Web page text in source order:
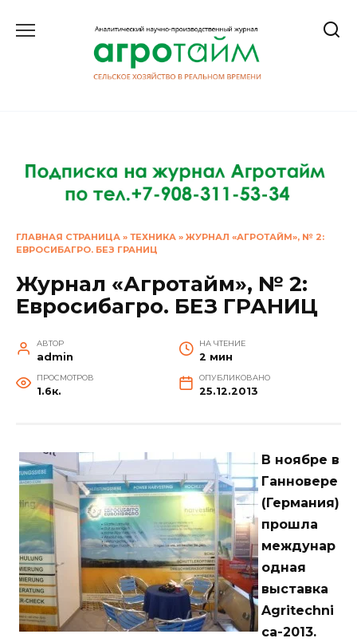
ГЛАВНАЯ СТРАНИЦА » ТЕХНИКА » ЖУРНАЛ «АГРОТАЙМ», № 2:
ЕВРОСИБАГРО. БЕЗ ГРАНИЦ
Журнал «Агротайм», № 2:
Евросибагро. БЕЗ ГРАНИЦ
АВТОР
admin
НА ЧТЕНИЕ
2 мин
ПРОСМОТРОВ
1.6к.
ОПУБЛИКОВАНО
25.12.2013
В ноябре в
Ганновере
(Германия)
прошла
междунар
одная
выставка
Agritechni
ca-2013.